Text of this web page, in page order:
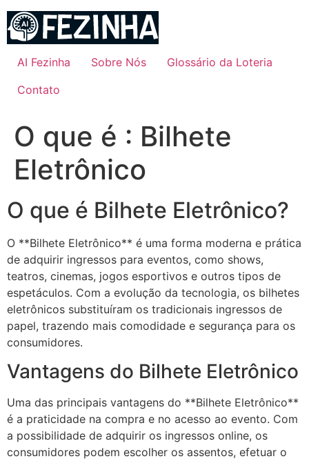
para
conteúdo
AI Fezinha Sobre Nós
Glossário da Loteria
Contato
O que é : Bilhete
Eletrônico
O que é Bilhete Eletrônico?
O **Bilhete Eletrônico** é uma forma moderna e prática
de adquirir ingressos para eventos, como shows,
teatros, cinemas, jogos esportivos e outros tipos de
espetáculos. Com a evolução da tecnologia, os bilhetes
eletrônicos substituíram os tradicionais ingressos de
papel, trazendo mais comodidade e segurança para os
consumidores.
Vantagens do Bilhete Eletrônico
Uma das principais vantagens do **Bilhete Eletrônico**
é a praticidade na compra e no acesso ao evento. Com
a possibilidade de adquirir os ingressos online, os
consumidores podem escolher os assentos, efetuar o